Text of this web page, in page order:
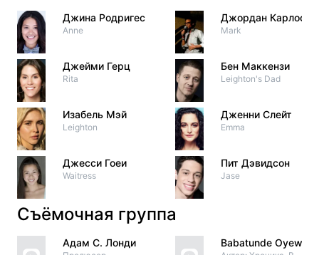
Джина Родригес
Anne
Джейми Герц
Rita
Изабель Мэй
Leighton
Джесси Гоеи
Waitress
Джордан Карлос
Mark
Бен Маккензи
Leighton's Dad
Дженни Слейт
Emma
Пит Дэвидсон
Jase
Съёмочная группа
Адам С. Лонди Babatunde Oyewo